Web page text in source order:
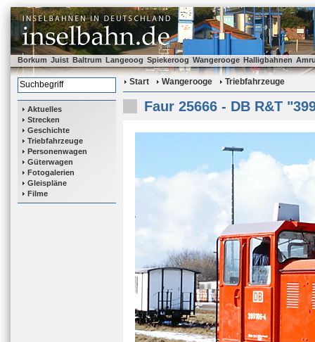
Borkum Juist Baltrum Langeoog Spiekeroog Wangerooge Halligbahnen
Aktuelles
Strecken
Geschichte
Triebfahrzeuge
Personenwagen
Güterwagen
Fotogalerien
Gleispläne
Filme
Start Wangerooge Triebfahrzeuge
Faur 25666 - DB R&T